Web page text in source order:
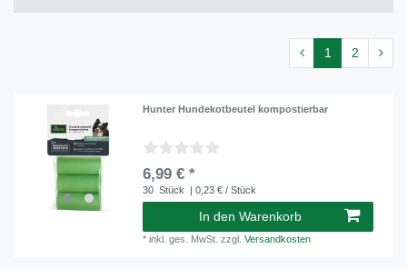
1 2
Hunter Hundekotbeutel kompostierbar
6,99 € *
30 Stück | 0,23 € / Stück
In den Warenkorb
*inkl. ges. MwSt. zzgl.Versandkosten